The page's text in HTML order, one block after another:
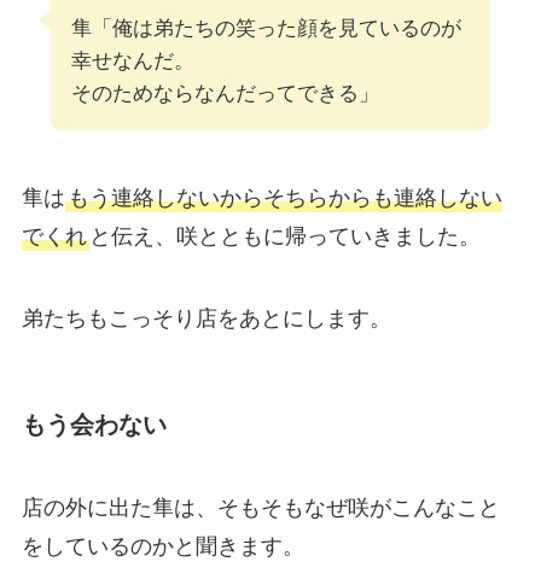
隼「俺は弟たちの笑った顔を見ているのが
幸せなんだ。
そのためならなんだってできる」
隼はもう連絡しないからそちらからも連絡しない
でくれと伝え、咲とともに帰っていきました。
弟たちもこっそり店をあとにします。
もう会わない
店の外に出た隼は、そもそもなぜ咲がこんなこと
をしているのかと聞きます。